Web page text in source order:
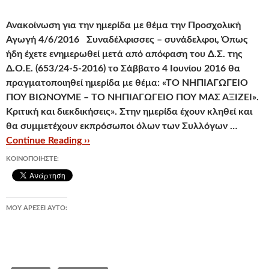
Ανακοίνωση για την ημερίδα με θέμα την Προσχολική
Αγωγή 4/6/2016 Συναδέλφισσες – συνάδελφοι, Όπως
ήδη έχετε ενημερωθεί μετά από απόφαση του Δ.Σ. της
Δ.Ο.Ε. (653/24-5-2016) το Σάββατο 4 Ιουνίου 2016 θα
πραγματοποιηθεί ημερίδα με θέμα: «ΤΟ ΝΗΠΙΑΓΩΓΕΙΟ
ΠΟΥ ΒΙΩΝΟΥΜΕ – ΤΟ ΝΗΠΙΑΓΩΓΕΙΟ ΠΟΥ ΜΑΣ ΑΞΙΖΕΙ».
Κριτική και διεκδικήσεις». Στην ημερίδα έχουν κληθεί και
θα συμμετέχουν εκπρόσωποι όλων των Συλλόγων …
Continue Reading ››
ΚΟΙΝΟΠΟΙΉΣΤΕ:
ΜΟΥ ΑΡΈΣΕΙ ΑΥΤΌ: